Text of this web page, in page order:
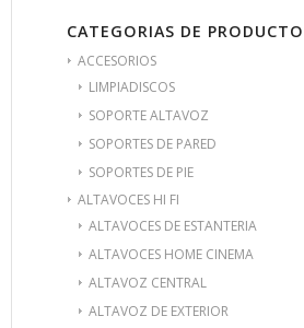
CATEGORIAS DE
ACCESORIOS
LIMPIADISCOS
SOPORTE ALTAVOZ
SOPORTES DE PARED
SOPORTES DE PIE
ALTAVOCES HI FI
ALTAVOCES DE ESTANTERIA
ALTAVOCES HOME CINEMA
ALTAVOZ CENTRAL
ALTAVOZ DE EXTERIOR